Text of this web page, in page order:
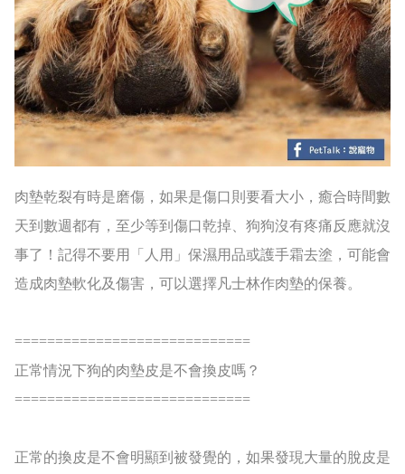
肉墊乾裂有時是磨傷，如果是傷口則要看大小，癒合時間數
天到數週都有，至少等到傷口乾掉、狗狗沒有疼痛反應就沒
事了！記得不要用「人用」保濕用品或護手霜去塗，可能會
造成肉墊軟化及傷害，可以選擇凡士林作肉墊的保養。
=============================
正常情況下狗的肉墊皮是不會換皮嗎？
=============================
正常的換皮是不會明顯到被發覺的，如果發現大量的脫皮是